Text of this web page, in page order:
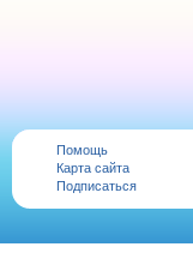
Помощь
Карта сайта
Подписаться